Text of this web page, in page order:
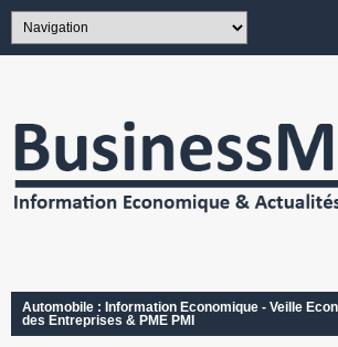
Automobile : Information Economique - Veille
des Entreprises & PME PMI